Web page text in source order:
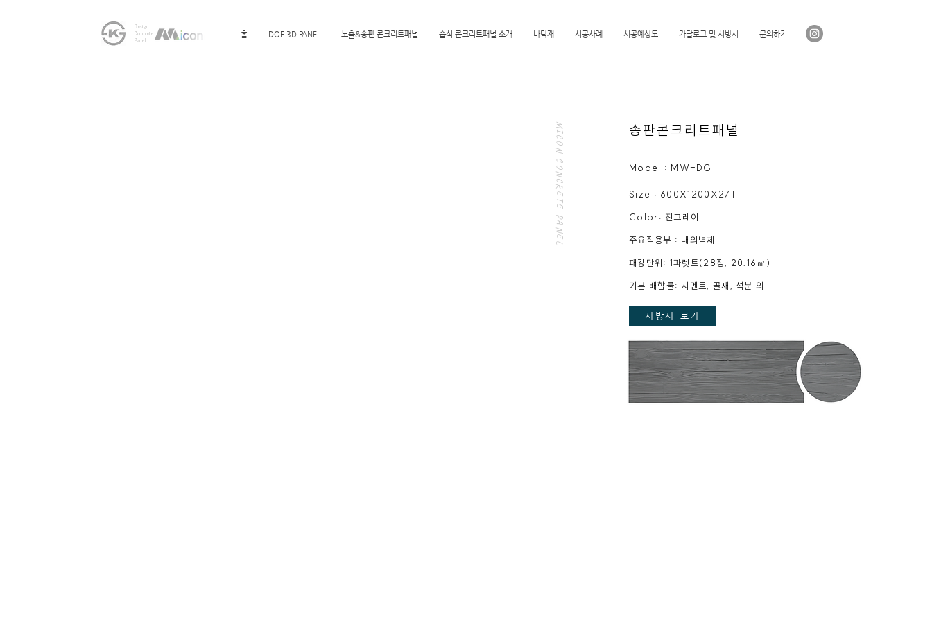
Design
Concrete
Panel
홈 DOF 3D PANEL 노출&송판 콘크리트패널 습식 콘크리트패널 소개 바닥재 시공사례 시공예상도 카달로그 및 시방서 문의하기
​송판콘크리트패널
Model : MW-DG
Size : 600X1200X27T
Color: 진그레이
주요적용부 : 내외벽체
​패킹단위: 1파렛트(28장, 20.16㎡)
​기본 배합물: 시멘트, 골재, 석분 외
MICON CONCRETE PANEL
시방서 보기